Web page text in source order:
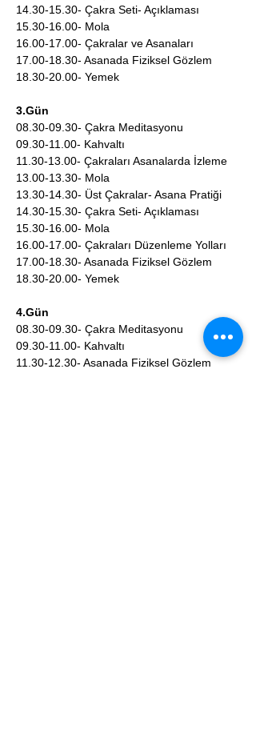
14.30-15.30- Çakra Seti- Açıklaması
15.30-16.00- Mola
16.00-17.00- Çakralar ve Asanaları
17.00-18.30- Asanada Fiziksel Gözlem
18.30-20.00- Yemek
3.Gün
08.30-09.30- Çakra Meditasyonu
09.30-11.00- Kahvaltı
11.30-13.00- Çakraları Asanalarda İzleme
13.00-13.30- Mola
13.30-14.30- Üst Çakralar- Asana Pratiği
14.30-15.30- Çakra Seti- Açıklaması
15.30-16.00- Mola
16.00-17.00- Çakraları Düzenleme Yolları
17.00-18.30- Asanada Fiziksel Gözlem
18.30-20.00- Yemek
4.Gün
08.30-09.30- Çakra Meditasyonu
09.30-11.00- Kahvaltı
11.30-12.30- Asanada Fiziksel Gözlem